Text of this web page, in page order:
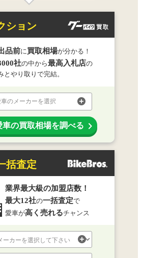
ション
品前に買取相場が分かる！
社の中から最高入札店の
とやり取りで完結。
のメーカーを選択
車の買取相場を調べる
括査定
業界最大級の加盟店数！
最大12社の一括査定で
愛車が高く売れるチャンス